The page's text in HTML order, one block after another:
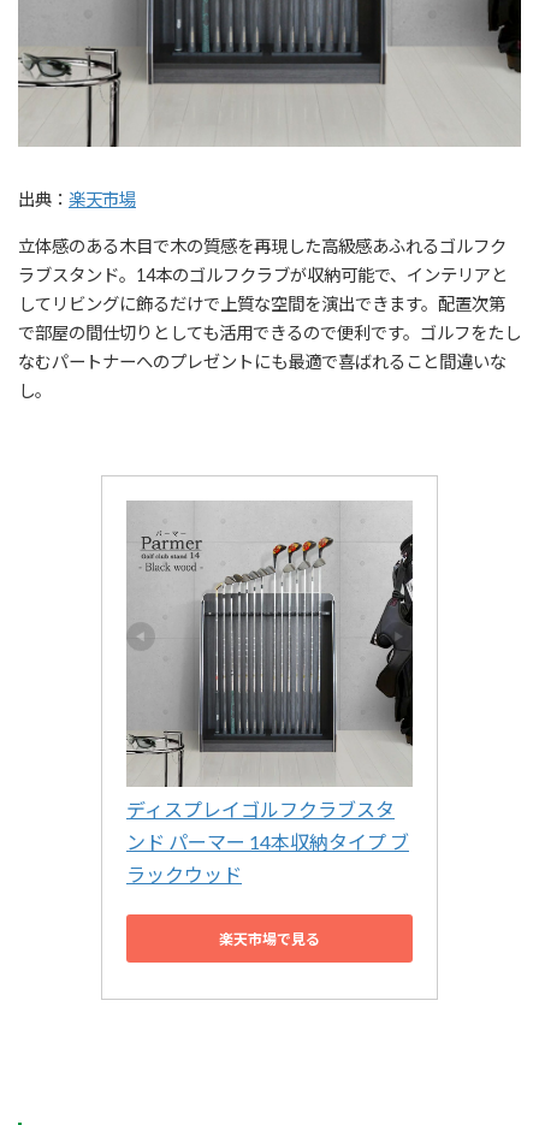
出典： 楽天市場
立体感のある木目で木の質感を再現した高級感あふれるゴルフク
ラブスタンド。14本のゴルフクラブが収納可能で、インテリアと
してリビングに飾るだけで上質な空間を演出できます。配置次第
で部屋の間仕切りとしても活用できるので便利です。ゴルフをたし
なむパートナーへのプレゼントにも最適で喜ばれること間違いな
し。
ディスプレイゴルフクラブスタ
ンド パーマー 14本収納タイプ ブ
ラックウッド
楽天市場で見る